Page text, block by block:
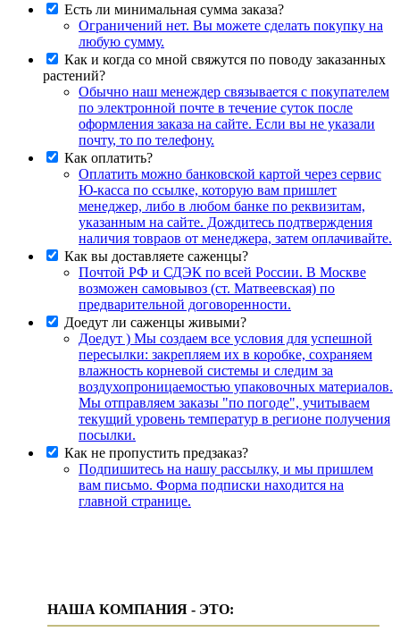
Есть ли минимальная сумма заказа?
Ограничений нет. Вы можете сделать покупку на
любую сумму.
Как и когда со мной свяжутся по поводу заказанных
растений?
Обычно наш менеждер связывается с покупателем
по электронной почте в течение суток после
оформления заказа на сайте. Если вы не указали
почту, то по телефону.
Как оплатить?
Оплатить можно банковской картой через сервис
Ю-касса по ссылке, которую вам пришлет
менеджер, либо в любом банке по реквизитам,
указанным на сайте. Дождитесь подтверждения
наличия товраов от менеджера, затем оплачивайте.
Как вы доставляете саженцы?
Почтой РФ и СДЭК по всей России. В Москве
возможен самовывоз (ст. Матвеевская) по
предварительной договоренности.
Доедут ли саженцы живыми?
Доедут ) Мы создаем все условия для успешной
пересылки: закрепляем их в коробке, сохраняем
влажность корневой системы и следим за
воздухопроницаемостью упаковочных материалов.
Мы отправляем заказы "по погоде", учитываем
текущий уровень температур в регионе получения
посылки.
Как не пропустить предзаказ?
Подпишитесь на нашу рассылку, и мы пришлем
вам письмо. Форма подписки находится на
главной странице.
НАША КОМПАНИЯ - ЭТО: